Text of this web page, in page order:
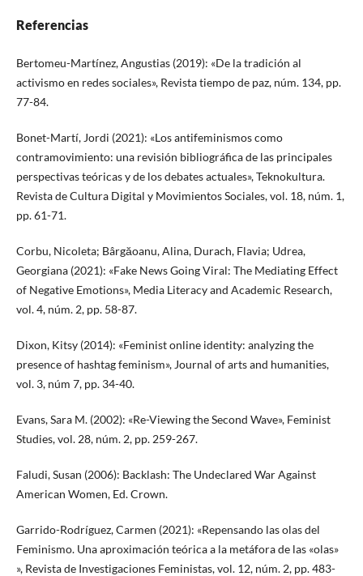
Referencias
Bertomeu-Martínez, Angustias (2019): «De la tradición al
activismo en redes sociales», Revista tiempo de paz, núm. 134, pp.
77-84.
Bonet-Martí, Jordi (2021): «Los antifeminismos como
contramovimiento: una revisión bibliográfica de las principales
perspectivas teóricas y de los debates actuales», Teknokultura.
Revista de Cultura Digital y Movimientos Sociales, vol. 18, núm. 1,
pp. 61-71.
Corbu, Nicoleta; Bârgăoanu, Alina, Durach, Flavia; Udrea,
Georgiana (2021): «Fake News Going Viral: The Mediating Effect
of Negative Emotions», Media Literacy and Academic Research,
vol. 4, núm. 2, pp. 58-87.
Dixon, Kitsy (2014): «Feminist online identity: analyzing the
presence of hashtag feminism», Journal of arts and humanities,
vol. 3, núm 7, pp. 34-40.
Evans, Sara M. (2002): «Re-Viewing the Second Wave», Feminist
Studies, vol. 28, núm. 2, pp. 259-267.
Faludi, Susan (2006): Backlash: The Undeclared War Against
American Women, Ed. Crown.
Garrido-Rodríguez, Carmen (2021): «Repensando las olas del
Feminismo. Una aproximación teórica a la metáfora de las «olas»
», Revista de Investigaciones Feministas, vol. 12, núm. 2, pp. 483-